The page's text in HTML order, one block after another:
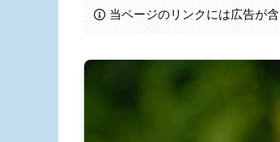
当ページのリンクには広告が含